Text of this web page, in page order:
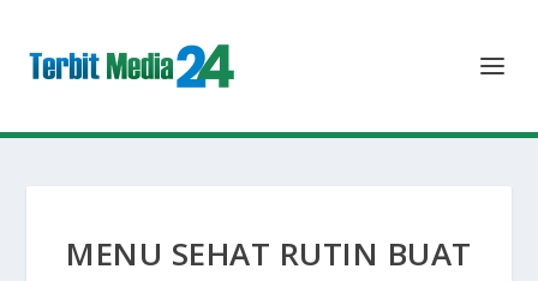
MENU SEHAT RUTIN BUAT